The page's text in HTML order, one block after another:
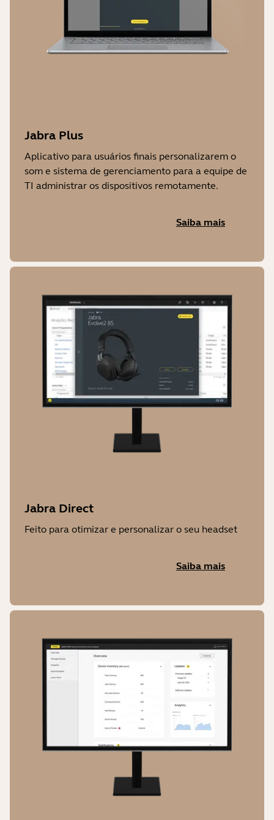
Jabra Plus
Aplicativo para usuários finais personalizarem o
som e sistema de gerenciamento para a equipe de
TI administrar os dispositivos remotamente.
Saiba mais
Jabra Direct
Feito para otimizar e personalizar o seu headset
Saiba mais